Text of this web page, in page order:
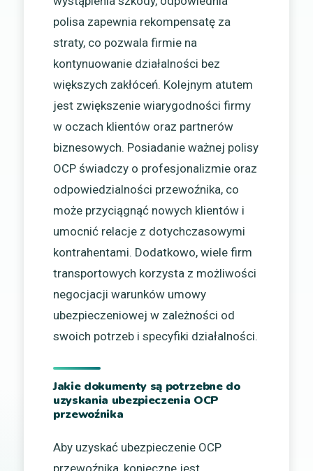
polisa zapewnia rekompensatę za
straty, co pozwala firmie na
kontynuowanie działalności bez
większych zakłóceń. Kolejnym atutem
jest zwiększenie wiarygodności firmy
w oczach klientów oraz partnerów
biznesowych. Posiadanie ważnej polisy
OCP świadczy o profesjonalizmie oraz
odpowiedzialności przewoźnika, co
może przyciągnąć nowych klientów i
umocnić relacje z dotychczasowymi
kontrahentami. Dodatkowo, wiele firm
transportowych korzysta z możliwości
negocjacji warunków umowy
ubezpieczeniowej w zależności od
swoich potrzeb i specyfiki działalności.
Jakie dokumenty są potrzebne do
uzyskania ubezpieczenia OCP
przewoźnika
Aby uzyskać ubezpieczenie OCP
przewoźnika, konieczne jest